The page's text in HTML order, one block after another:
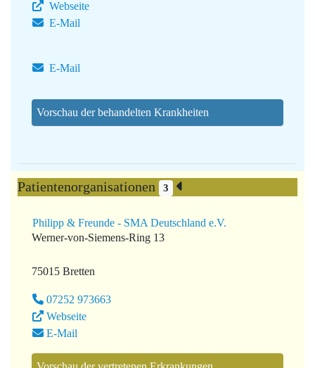
Webseite
E-Mail
E-Mail
Vorschau der behandelten Krankheiten
Patientenorganisationen 3
Philipp & Freunde - SMA Deutschland e.V.
Werner-von-Siemens-Ring 13
75015 Bretten
07252 973663
Webseite
E-Mail